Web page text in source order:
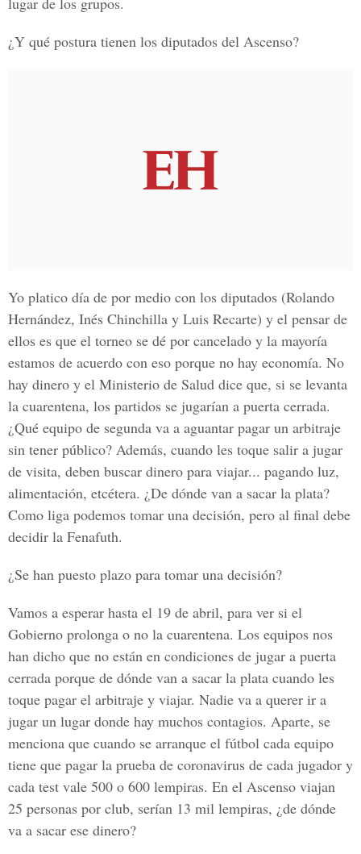
¿Y qué postura tienen los diputados del Ascenso?
Yo platico día de por medio con los diputados (Rolando
Hernández, Inés Chinchilla y Luis Recarte) y el pensar de
ellos es que el torneo se dé por cancelado y la mayoría
estamos de acuerdo con eso porque no hay economía. No
hay dinero y el Ministerio de Salud dice que, si se levanta
la cuarentena, los partidos se jugarían a puerta cerrada.
¿Qué equipo de segunda va a aguantar pagar un arbitraje
sin tener público? Además, cuando les toque salir a jugar
de visita, deben buscar dinero para viajar... pagando luz,
alimentación, etcétera. ¿De dónde van a sacar la plata?
Como liga podemos tomar una decisión, pero al final debe
decidir la Fenafuth.
¿Se han puesto plazo para tomar una decisión?
Vamos a esperar hasta el 19 de abril, para ver si el
Gobierno prolonga o no la cuarentena. Los equipos nos
han dicho que no están en condiciones de jugar a puerta
cerrada porque de dónde van a sacar la plata cuando les
toque pagar el arbitraje y viajar. Nadie va a querer ir a
jugar un lugar donde hay muchos contagios. Aparte, se
menciona que cuando se arranque el fútbol cada equipo
tiene que pagar la prueba de coronavirus de cada jugador y
cada test vale 500 o 600 lempiras. En el Ascenso viajan
25 personas por club, serían 13 mil lempiras, ¿de dónde
va a sacar ese dinero?